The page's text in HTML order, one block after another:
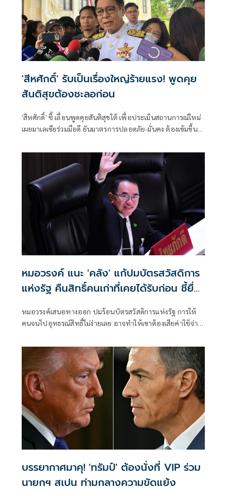
'สีหศักดิ์' รับเป็นเรื่องใหญ่ร้ายแรง! พูดคุย
สันติสุขต้องชะลอก่อน
'สีหศักดิ์' ชี้ เลื่อนพูดคุยสันติสุขใต้ เพื่อประเมินสถานการณ์ใหม่
เผยมาเลเซียร่วมมือดี ยันมาตรการปลอดภัย-มั่นคง ต้องเข้มขึ้น
หมอวรงค์ แนะ 'คลัง' แก้ปมบัตรสวัสดิการ
แห่งรัฐ คืนสิทธิ์คนเก่าที่เคยได้รับก่อน ชี้ยื่น
หมอวรงค์เสนอทางออก ปมร้อนบัตรสวัสดิการแห่งรัฐ การให้
คนจนไปอุทธรณ์สิทธิ์ไม่ง่ายเลย อาจทำให้เขาต้องเสียค่าใช้จ่าย
บรรยากาศมาคุ! 'ทรัมป์' ต้องนั่งที่ VIP ร่วม
นายกฯ สเปน ท่ามกลางความขัดแย้ง